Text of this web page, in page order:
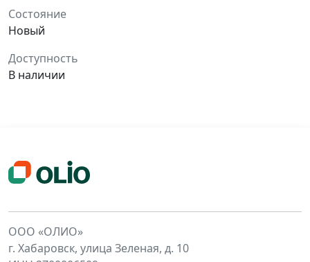
Состояние
Новый
Доступность
В наличии
ООО «ОЛИО»
г. Хабаровск, улица Зеленая, д. 10